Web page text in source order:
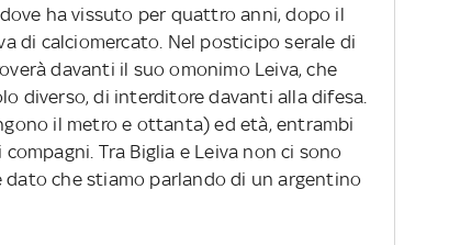
ha vissuto per quattro anni, dopo il
di calciomercato. Nel posticipo serale di
davanti il suo omonimo Leiva, che
diverso, di interditore davanti alla difesa.
il metro e ottanta) ed età, entrambi
Tra Biglia e Leiva non ci sono
dato che stiamo parlando di un argentino